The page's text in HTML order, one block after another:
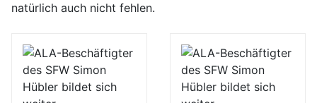
natürlich auch nicht fehlen.